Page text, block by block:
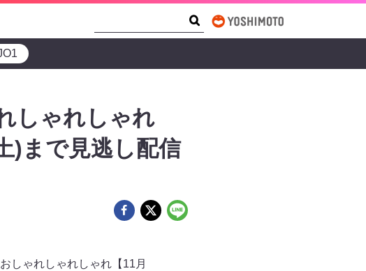
しゃれしゃれ
)まで見逃し配信
しゃれしゃれしゃれ【11月